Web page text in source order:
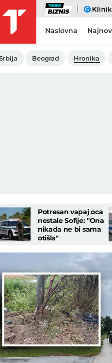
Biznis eKlinika
Naslovna
Beograd Hronika
Potresan vapaj oca
nestale Sofije: "Ona
nikada ne bi sama
otišla"